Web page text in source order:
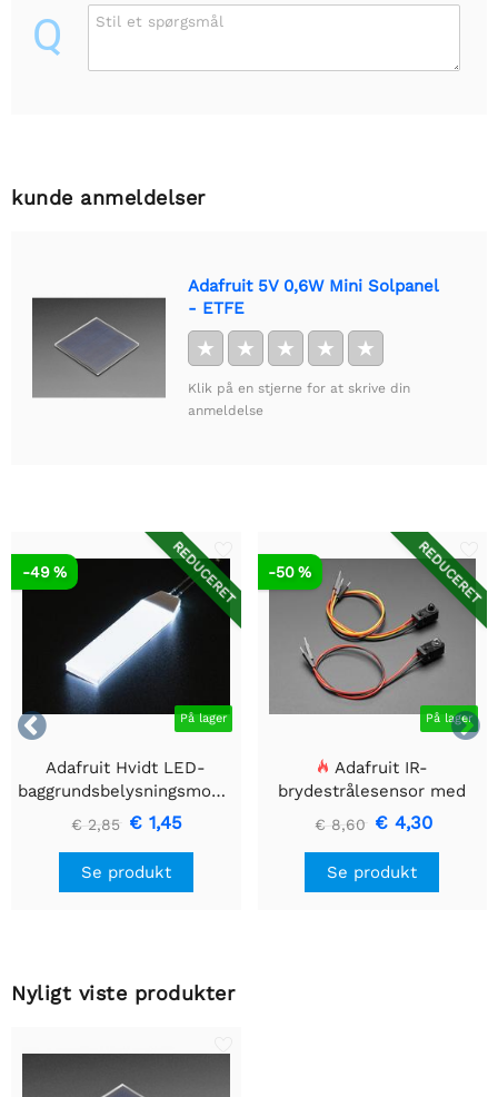
Q Stil et spørgsmål
kunde anmeldelser
Adafruit 5V 0,6W Mini Solpanel
- ETFE
★ ★ ★ ★ ★
Klik på en stjerne for at skrive din
anmeldelse


REDUCERET
På lager
-49 %
Adafruit Hvidt LED-
baggrundsbelysningsmodul
- Lille 12mm x 40mm
€ 2,85 € 1,45
Se produkt
REDUCERET
På lager
-50 %
Adafruit IR-
brydestrålesensor med
premium ledningsstuds -
5 mm LED'er
€ 8,60 € 4,30
Se produkt
Nyligt viste produkter